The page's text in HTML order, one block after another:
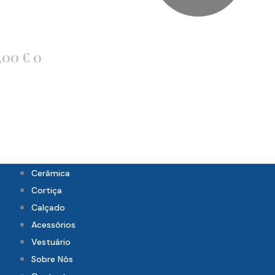
€ 0
Cerâmica
Cortiça
Calçado
Acessórios
Vestuário
Sobre Nós